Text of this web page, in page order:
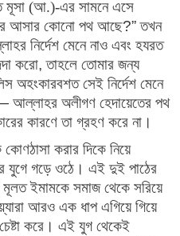
মূসা (আ.)-এর সামনে এসে
আসার কোনো পথ আছে?” তখন
নির্দেশ মেনে নাও এবং হযরত
করো, তাহলে তোমার জন্য
অহংকারবশত সেই নির্দেশ মেনে
আল্লাহর অলীগণ হেদায়েতের পথ
কারণে তা গ্রহণ করে না।
করার দিকে নিয়ে
যুগে গড়ে ওঠে। এই দুই পাঠের
মূলত ইমামকে সমাজ থেকে সরিয়ে
আরও এক ধাপ এগিয়ে গিয়ে
করে। এই যুগ থেকেই